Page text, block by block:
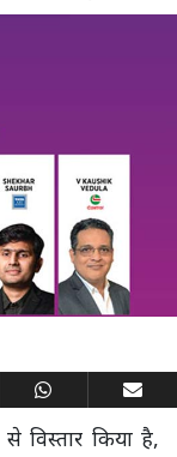
विस्तार किया है,